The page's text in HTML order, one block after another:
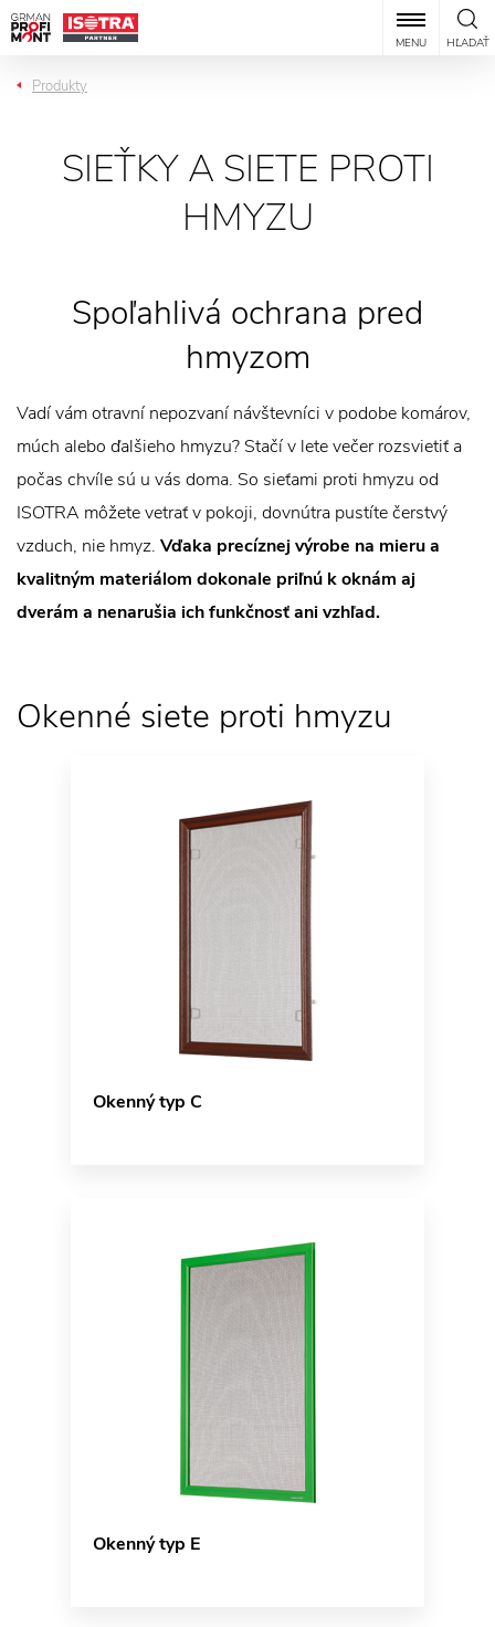
HĽADAŤ
MENU
Produkty
SIEŤKY A SIETE PROTI
HMYZU
Spoľahlivá ochrana pred
hmyzom
Vadí vám otravní nepozvaní návštevníci v podobe komárov,
múch alebo ďalšieho hmyzu? Stačí v lete večer rozsvietiť a
počas chvíle sú u vás doma. So sieťami proti hmyzu od
ISOTRA môžete vetrať v pokoji, dovnútra pustíte čerstvý
vzduch, nie hmyz. Vďaka precíznej výrobe na mieru a
kvalitným materiálom dokonale priľnú k oknám aj
dverám a nenarušia ich funkčnosť ani vzhľad.
Okenné siete proti hmyzu
Okenný typ C
Okenný typ E